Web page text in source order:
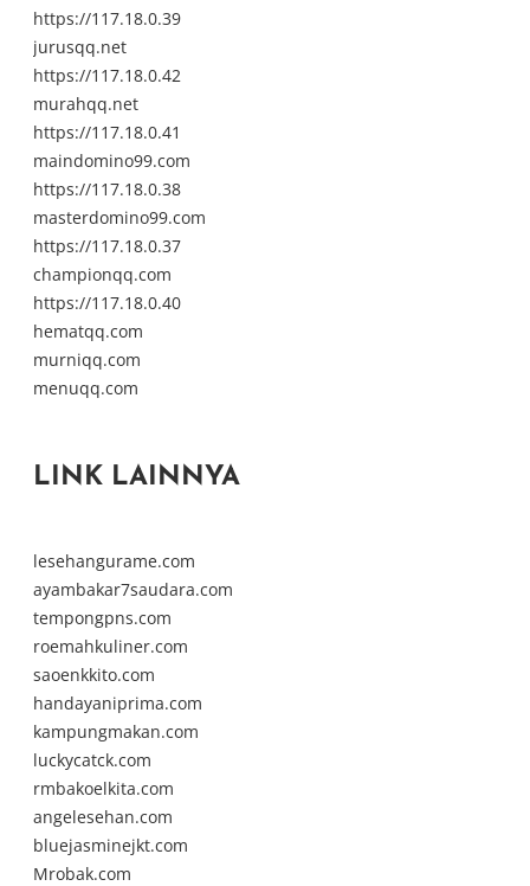
https://117.18.0.39
jurusqq.net
https://117.18.0.42
murahqq.net
https://117.18.0.41
maindomino99.com
https://117.18.0.38
masterdomino99.com
https://117.18.0.37
championqq.com
https://117.18.0.40
hematqq.com
murniqq.com
menuqq.com
LINK LAINNYA
lesehangurame.com
ayambakar7saudara.com
tempongpns.com
roemahkuliner.com
saoenkkito.com
handayaniprima.com
kampungmakan.com
luckycatck.com
rmbakoelkita.com
angelesehan.com
bluejasminejkt.com
Mrobak.com